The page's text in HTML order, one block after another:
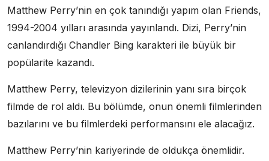
Matthew Perry’nin en çok tanındığı yapım olan Friends,
1994-2004 yılları arasında yayınlandı. Dizi, Perry’nin
canlandırdığı Chandler Bing karakteri ile büyük bir
popülarite kazandı.
Matthew Perry, televizyon dizilerinin yanı sıra birçok
filmde de rol aldı. Bu bölümde, onun önemli filmlerinden
bazılarını ve bu filmlerdeki performansını ele alacağız.
Matthew Perry’nin kariyerinde de oldukça önemlidir.